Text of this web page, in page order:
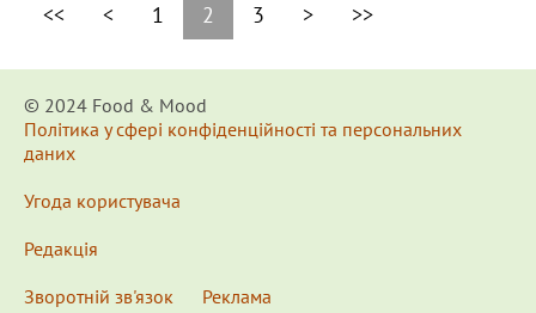
<< < 1 2 3 > >>
© 2024 Food & Мood
Політика у сфері конфіденційності та персональних
даних
Угода користувача
Редакція
Зворотній зв'язок
Реклама